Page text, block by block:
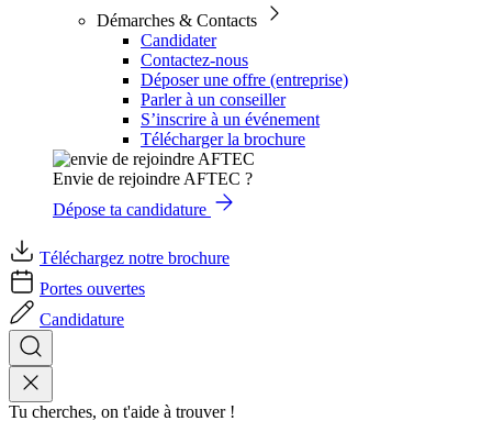
Démarches & Contacts
Candidater
Contactez-nous
Déposer une offre (entreprise)
Parler à un conseiller
S’inscrire à un événement
Télécharger la brochure
Envie de rejoindre AFTEC ?
Dépose ta candidature
Téléchargez notre brochure
Portes ouvertes
Candidature
Tu cherches, on t'aide à trouver !